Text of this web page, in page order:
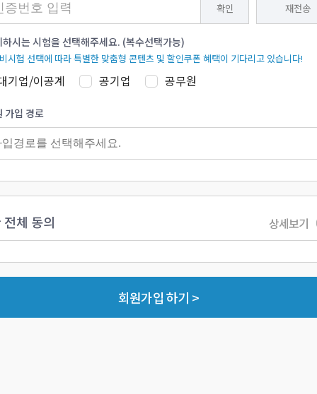
확인 재전송
하시는 시험을 선택해주세요. (복수선택가능)
시험 선택에 따라 특별한 맞춤형 콘텐츠 및 할인쿠폰 혜택이 기다리고 있습니다!
기업/이공계 공기업 공무원
가입 경로
전체 동의 상세보기
회원가입 하기 >